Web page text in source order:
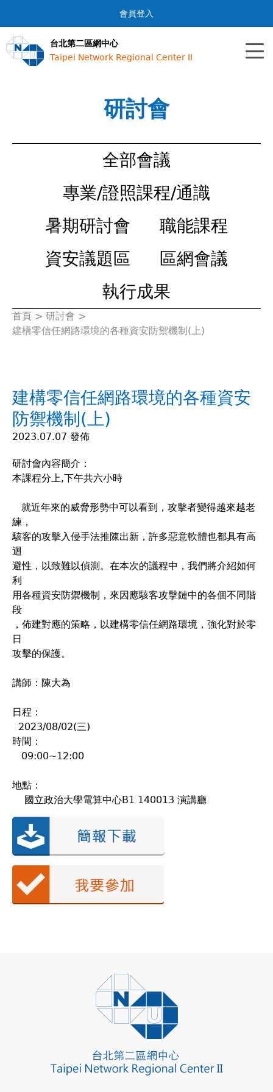
Jump to navigation
會員登入
台北第二區網中心
Taipei Network Regional Center II
研討會
全部會議
專業/證照課程/通識
暑期研討會
職能課程
資安議題區
區網會議
執行成果
您
裡
首頁 > 研討會 >
建構零信任網路環境的各種資安防禦機制(上)
建構零信任網路環境的各種資安
防禦機制(上)
2023.07.07 發佈
研討會內容簡介：
本課程分上,下午共六小時
就近年來的威脅形勢中可以看到，攻擊者變得越來越老
練，
駭客的攻擊入侵手法推陳出新，許多惡意軟體也都具有高
迴
避性，以致難以偵測。在本次的議程中，我們將介紹如何
利
用各種資安防禦機制，來因應駭客攻擊鏈中的各個不同階
段
，佈建對應的策略，以建構零信任網路環境，強化對於零
日
攻擊的保護。
講師：陳大為
日程：
2023/08/02(三)
時間：
09:00~12:00
地點：
國立政治大學電算中心B1 140013 演講廳